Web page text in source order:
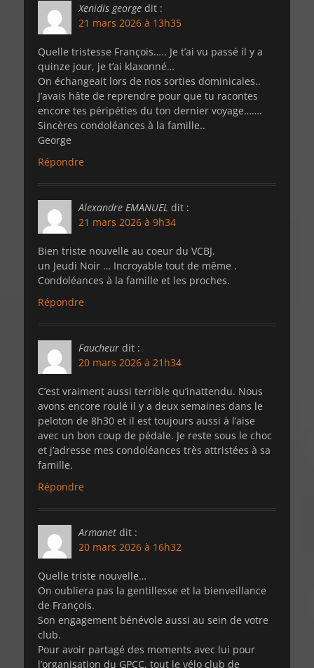
Xenidis george dit :
21 mars 2026 à 13h35
Quelle tristesse François….. Je t’ai vu passé il y a
quinze jour, je t’ai klaxonné…
On échangeait lors de nos sorties dominicales..
J’avais hâte de reprendre pour que tu racontes
encore tes péripéties du ton dernier voyage…….
Sincères condoléances à la famille..
George
Répondre
Alexandre EMANUEL dit :
21 mars 2026 à 9h34
Bien triste nouvelle au coeur du VCBJ.
un Jeudi Noir … Incroyable tout de même .
Condoléances à la famille et les proches.
Répondre
Faucheur dit :
20 mars 2026 à 21h34
C’est vraiment aussi terrible qu’inattendu. Nous
avons encore roulé il y a deux semaines dans le
peloton de 8h30 et il est toujours aussi à l’aise
avec un bon coup de pédale. Je reste sous le choc
et j’adresse mes condoléances très attristées à sa
famille.
Répondre
Armanet dit :
20 mars 2026 à 16h32
Quelle triste nouvelle…
On oubliera pas la gentillesse et la bienveillance
de François.
Son engagement bénévole aussi au sein de votre
club.
Pour avoir partagé des moments avec lui pour
l’organisation du GPCC, tout le vélo club de